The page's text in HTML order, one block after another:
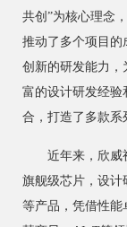
共创”为核心理念
推动了多个项目的
创新的研发能力，
富的设计研发经验
合，打造了多款系
近年来，欣威
旗舰级芯片，设计
等产品，凭借性能